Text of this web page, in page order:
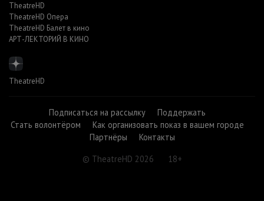
TheatreHD
TheatreHD Опера
TheatreHD Балет в кино
АРТ-ЛЕКТОРИЙ В КИНО
TheatreHD
Подписаться на рассылку
Поддержать
Стать волонтёром
Как организовать показ в вашем городе
Партнёры
Контакты
© TheatreHD 2026
18+